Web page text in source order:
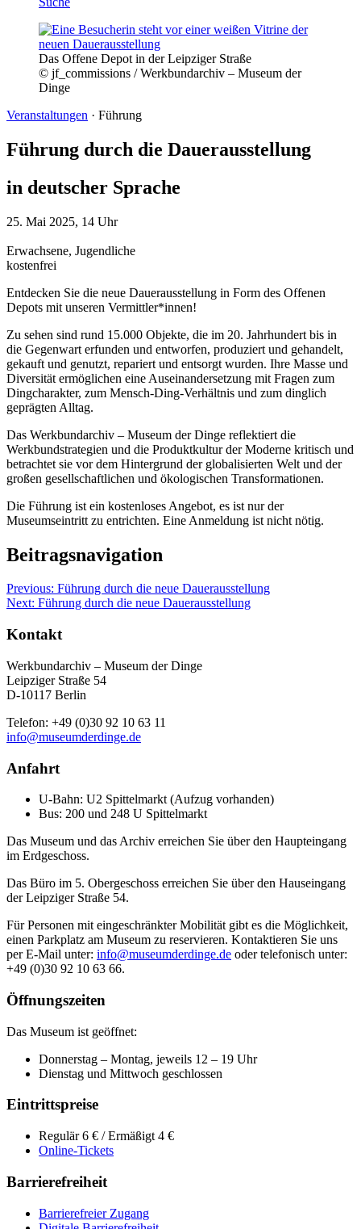
Das Offene Depot in der Leipziger Straße
© jf_commissions / Werkbundarchiv – Museum der
Dinge
Veranstaltungen · Führung
Führung durch die Dauerausstellung
in deutscher Sprache
25. Mai 2025, 14 Uhr
Erwachsene, Jugendliche
kostenfrei
Entdecken Sie die neue Dauerausstellung in Form des Offenen
Depots mit unseren Vermittler*innen!
Zu sehen sind rund 15.000 Objekte, die im 20. Jahrhundert bis in
die Gegenwart erfunden und entworfen, produziert und gehandelt,
gekauft und genutzt, repariert und entsorgt wurden. Ihre Masse und
Diversität ermöglichen eine Auseinandersetzung mit Fragen zum
Dingcharakter, zum Mensch-Ding-Verhältnis und zum dinglich
geprägten Alltag.
Das Werkbundarchiv – Museum der Dinge reflektiert die
Werkbundstrategien und die Produktkultur der Moderne kritisch und
betrachtet sie vor dem Hintergrund der globalisierten Welt und der
großen gesellschaftlichen und ökologischen Transformationen.
Die Führung ist ein kostenloses Angebot, es ist nur der
Museumseintritt zu entrichten. Eine Anmeldung ist nicht nötig.
Beitragsnavigation
Previous: Führung durch die neue Dauerausstellung
Next: Führung durch die neue Dauerausstellung
Kontakt
Werkbundarchiv – Museum der Dinge
Leipziger Straße 54
D-10117 Berlin
Telefon: +49 (0)30 92 10 63 11
info@museumderdinge.de
Anfahrt
U-Bahn: U2 Spittelmarkt (Aufzug vorhanden)
Bus: 200 und 248 U Spittelmarkt
Das Museum und das Archiv erreichen Sie über den Haupteingang
im Erdgeschoss.
Das Büro im 5. Obergeschoss erreichen Sie über den Hauseingang
der Leipziger Straße 54.
Für Personen mit eingeschränkter Mobilität gibt es die Möglichkeit,
einen Parkplatz am Museum zu reservieren. Kontaktieren Sie uns
per E-Mail unter: info@museumderdinge.de oder telefonisch unter:
+49 (0)30 92 10 63 66.
Öffnungszeiten
Das Museum ist geöffnet:
Donnerstag – Montag, jeweils 12 – 19 Uhr
Dienstag und Mittwoch geschlossen
Eintrittspreise
Regulär 6 € / Ermäßigt 4 €
Online-Tickets
Barrierefreiheit
Barrierefreier Zugang